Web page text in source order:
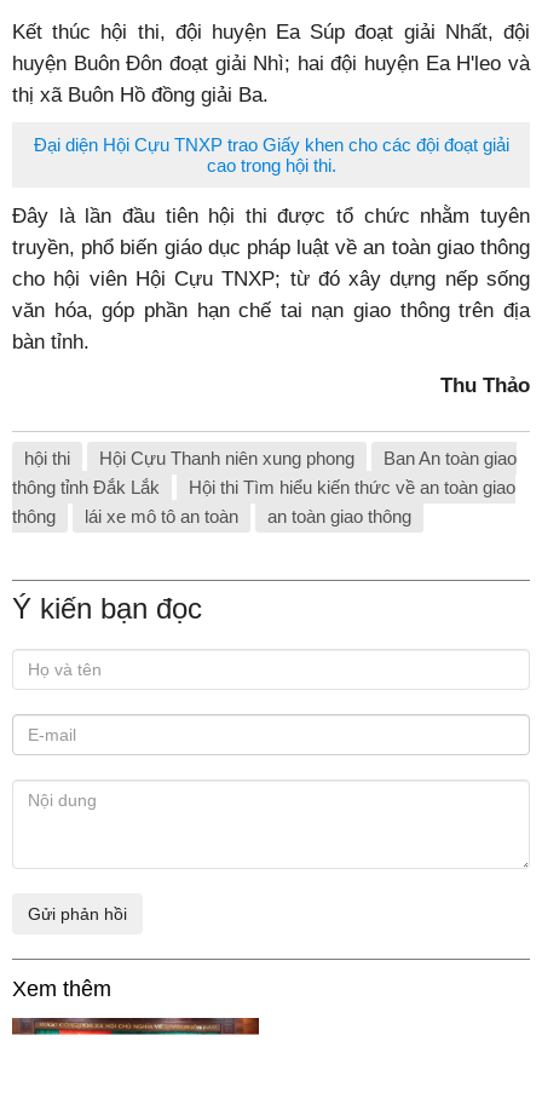
Kết thúc hội thi, đội huyện Ea Súp đoạt giải Nhất, đội
huyện Buôn Đôn đoạt giải Nhì; hai đội huyện Ea H'leo và
thị xã Buôn Hồ đồng giải Ba.
Đại diện Hội Cựu TNXP trao Giấy khen cho các đội đoạt giải
cao trong hội thi.
Đây là lần đầu tiên hội thi được tổ chức nhằm tuyên
truyền, phổ biến giáo dục pháp luật về an toàn giao thông
cho hội viên Hội Cựu TNXP; từ đó xây dựng nếp sống
văn hóa, góp phần hạn chế tai nạn giao thông trên địa
bàn tỉnh.
Thu Thảo
hội thi Hội Cựu Thanh niên xung phong
Ban An toàn giao
thông tỉnh Đắk Lắk
Hội thi Tìm hiểu kiến thức về an toàn giao
thông
lái xe mô tô an toàn an toàn giao thông
Ý kiến bạn đọc
Xem thêm